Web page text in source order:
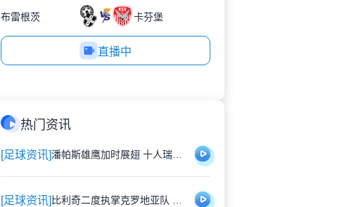
布雷根茨 卡芬堡
直播中
热门资讯
[足球资讯]
[足球资讯]